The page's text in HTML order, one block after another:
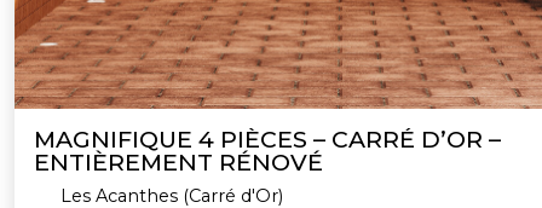
MAGNIFIQUE 4 PIÈCES – CARRÉ D’OR –
ENTIÈREMENT RÉNOVÉ
Les Acanthes (Carré d'Or)